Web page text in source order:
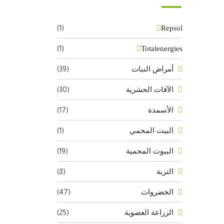
Repsol
(1)
Totalenergies
(1)
أمراض النبات (39)
الآفات الحشرية (30)
الأسمدة (17)
البيت المحمي (1)
البيوت المحمية (19)
التربة (8)
الخضروات (47)
الزراعة العضوية (25)